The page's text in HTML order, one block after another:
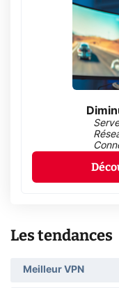
Les tendances
Meilleur VPN